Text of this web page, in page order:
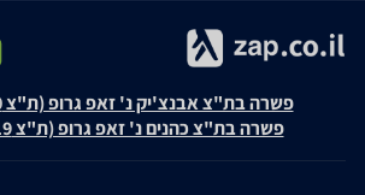
פשרה בת"צ אבנצ'יק נ' זאפ גרופ (ת"צ 23008-08-20)
פשרה בת"צ כהנים נ' זאפ גרופ (ת"צ 60371-12-19)